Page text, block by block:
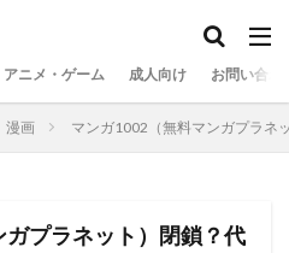
アニメ・ゲーム 成人向け お問い合わ
漫画 マンガ1002（無料マンガプラネ
プラネット）閉鎖？代